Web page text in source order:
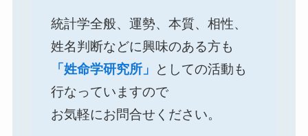
統計学全般、運勢、本質、相性、
姓名判断などに興味のある方も
「姓命学研究所」
としての活動も
行なっていますので
お気軽にお問合せください。